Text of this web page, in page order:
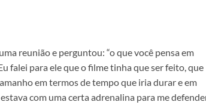
reunião e perguntou: “o que você pensa em
falei para ele que o filme tinha que ser feito, que
em termos de tempo que iria durar e em
com uma certa adrenalina para me